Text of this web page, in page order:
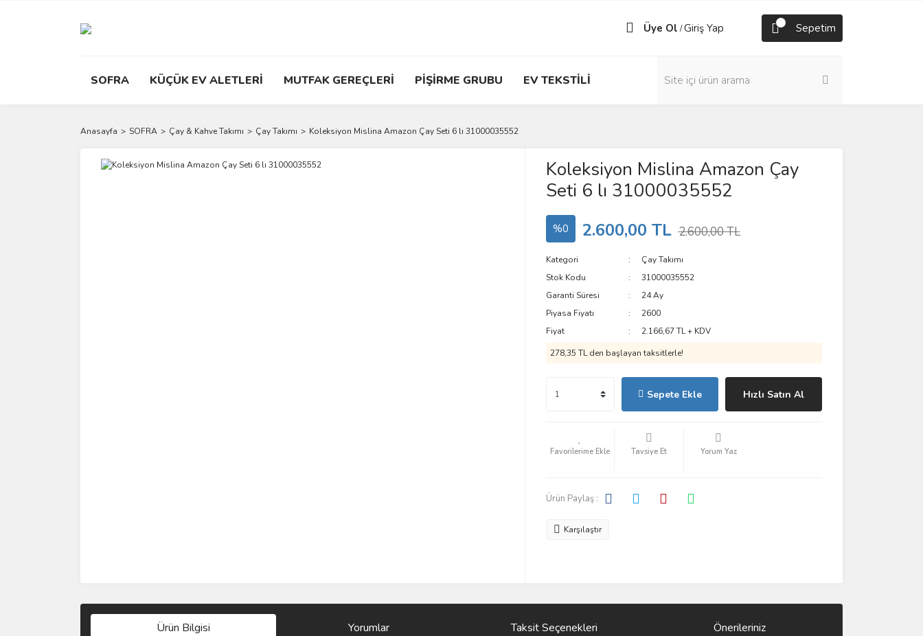
Üye Ol /Giriş Yap Sepetim
SOFRA KÜÇÜK EV ALETLERİ MUTFAK GEREÇLERİ PİŞİRME GRUBU EV TEKSTİLİ
Anasayfa SOFRA Çay & Kahve Takımı Çay Takımı Koleksiyon Mislina Amazon Çay Seti 6 lı 31000035552
Koleksiyon Mislina Amazon Çay
Seti 6 lı 31000035552
%0 2.600,00 TL 2.600,00 TL
Kategori
Çay Takımı
Stok Kodu
31000035552
Garanti Süresi
24 Ay
Piyasa Fiyatı
2600
Fiyat
2.166,67 TL + KDV
278,35 TL den başlayan taksitlerle!
Sepete Ekle Hızlı Satın Al
Tavsiye Et Yorum Yaz
Ürün Paylaş :
Karşılaştır
Ürün Bilgisi Yorumlar Taksit Seçenekleri Önerileriniz